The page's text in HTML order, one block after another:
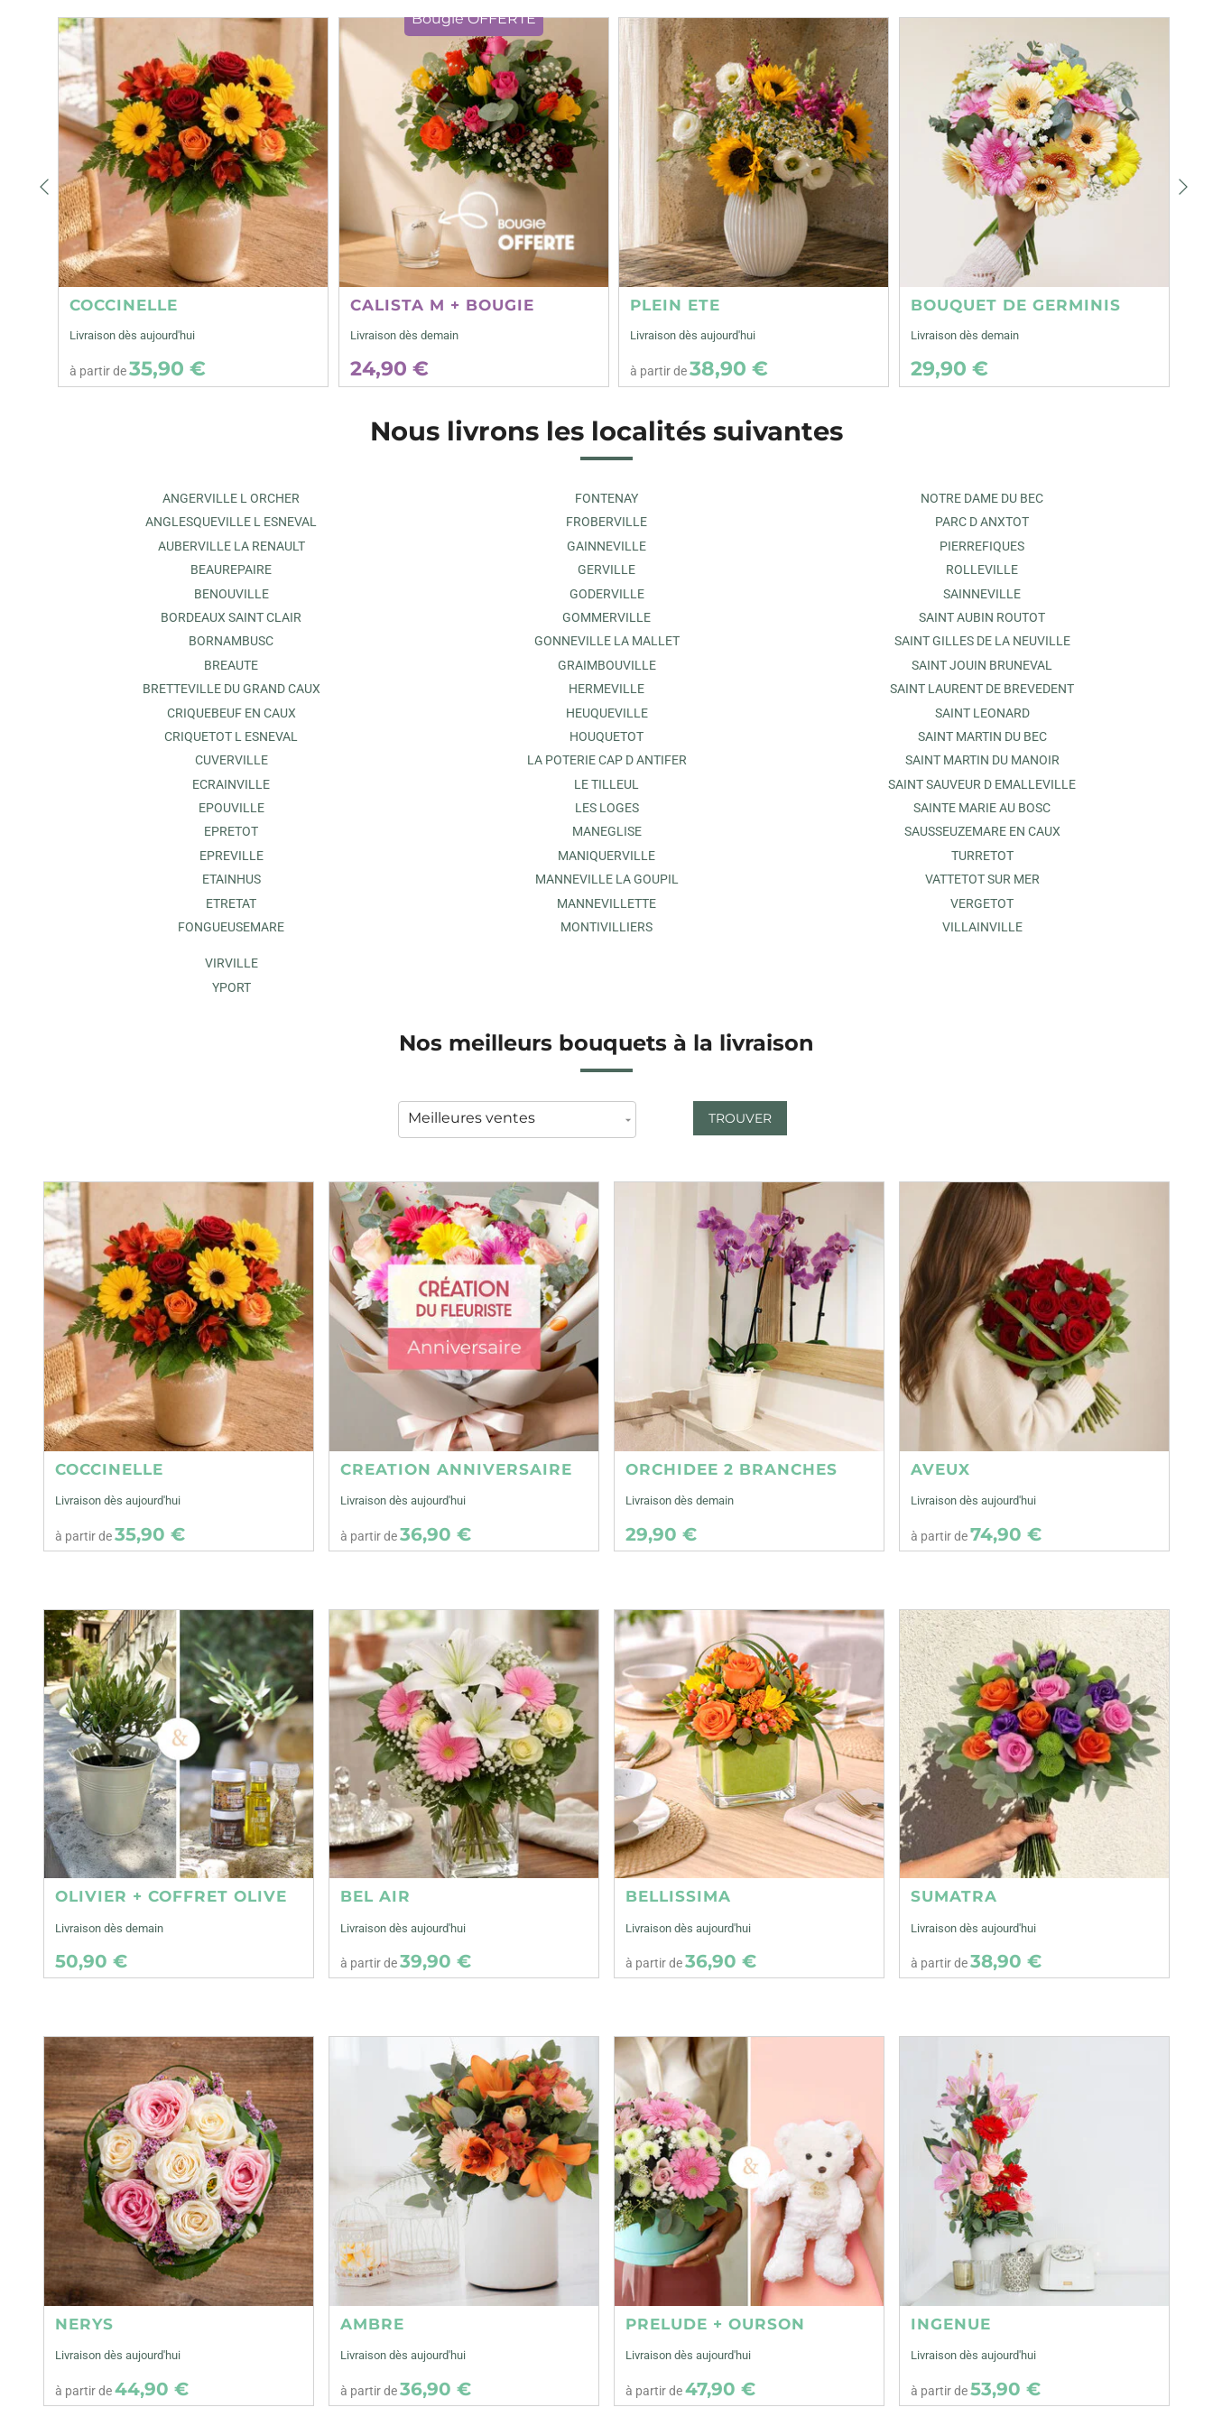
COCCINELLE
Livraison dès aujourd'hui
à partir de35,90 €
Bougie OFFERTE
CALISTA M + BOUGIE
Livraison dès demain
24,90 €
PLEIN ETE
Livraison dès aujourd'hui
à partir de38,90 €
BOUQUET DE GERMINIS
Livraison dès demain
29,90 €
Précédent
Nous livrons les localités suivantes
ANGERVILLE L ORCHER
ANGLESQUEVILLE L ESNEVAL
AUBERVILLE LA RENAULT
BEAUREPAIRE
BENOUVILLE
BORDEAUX SAINT CLAIR
BORNAMBUSC
BREAUTE
BRETTEVILLE DU GRAND CAUX
CRIQUEBEUF EN CAUX
CRIQUETOT L ESNEVAL
CUVERVILLE
ECRAINVILLE
EPOUVILLE
EPRETOT
EPREVILLE
ETAINHUS
ETRETAT
FONGUEUSEMARE
FONTENAY
FROBERVILLE
GAINNEVILLE
GERVILLE
GODERVILLE
GOMMERVILLE
GONNEVILLE LA MALLET
GRAIMBOUVILLE
HERMEVILLE
HEUQUEVILLE
HOUQUETOT
LA POTERIE CAP D ANTIFER
LE TILLEUL
LES LOGES
MANEGLISE
MANIQUERVILLE
MANNEVILLE LA GOUPIL
MANNEVILLETTE
MONTIVILLIERS
NOTRE DAME DU BEC
PARC D ANXTOT
PIERREFIQUES
ROLLEVILLE
SAINNEVILLE
SAINT AUBIN ROUTOT
SAINT GILLES DE LA NEUVILLE
SAINT JOUIN BRUNEVAL
SAINT LAURENT DE BREVEDENT
SAINT LEONARD
SAINT MARTIN DU BEC
SAINT MARTIN DU MANOIR
SAINT SAUVEUR D EMALLEVILLE
SAINTE MARIE AU BOSC
SAUSSEUZEMARE EN CAUX
TURRETOT
VATTETOT SUR MER
VERGETOT
VILLAINVILLE
VIRVILLE
YPORT
Nos meilleurs bouquets à la livraison
TROUVER
COCCINELLE
Livraison dès aujourd'hui
à partir de35,90 €
CREATION ANNIVERSAIRE
Livraison dès aujourd'hui
à partir de36,90 €
ORCHIDEE 2 BRANCHES
Livraison dès demain
29,90 €
AVEUX
Livraison dès aujourd'hui
à partir de74,90 €
OLIVIER + COFFRET OLIVE
Livraison dès demain
50,90 €
BEL AIR
Livraison dès aujourd'hui
à partir de39,90 €
BELLISSIMA
Livraison dès aujourd'hui
à partir de36,90 €
SUMATRA
Livraison dès aujourd'hui
à partir de38,90 €
NERYS
Livraison dès aujourd'hui
à partir de44,90 €
AMBRE
Livraison dès aujourd'hui
à partir de36,90 €
PRELUDE + OURSON
Livraison dès aujourd'hui
à partir de47,90 €
INGENUE
Livraison dès aujourd'hui
à partir de53,90 €